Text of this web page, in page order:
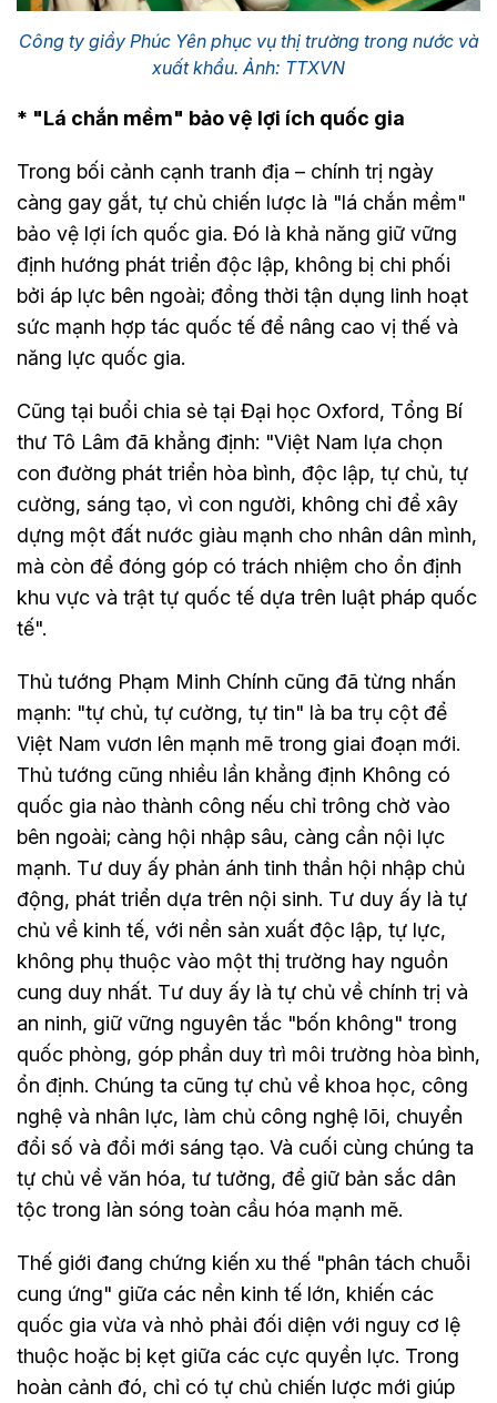
Công ty giầy Phúc Yên phục vụ thị trường trong nước và
xuất khẩu. Ảnh: TTXVN
* "Lá chắn mềm" bảo vệ lợi ích quốc gia
Trong bối cảnh cạnh tranh địa – chính trị ngày
càng gay gắt, tự chủ chiến lược là "lá chắn mềm"
bảo vệ lợi ích quốc gia. Đó là khả năng giữ vững
định hướng phát triển độc lập, không bị chi phối
bởi áp lực bên ngoài; đồng thời tận dụng linh hoạt
sức mạnh hợp tác quốc tế để nâng cao vị thế và
năng lực quốc gia.
Cũng tại buổi chia sẻ tại Đại học Oxford, Tổng Bí
thư Tô Lâm đã khẳng định: "Việt Nam lựa chọn
con đường phát triển hòa bình, độc lập, tự chủ, tự
cường, sáng tạo, vì con người, không chỉ để xây
dựng một đất nước giàu mạnh cho nhân dân mình,
mà còn để đóng góp có trách nhiệm cho ổn định
khu vực và trật tự quốc tế dựa trên luật pháp quốc
tế".
Thủ tướng Phạm Minh Chính cũng đã từng nhấn
mạnh: "tự chủ, tự cường, tự tin" là ba trụ cột để
Việt Nam vươn lên mạnh mẽ trong giai đoạn mới.
Thủ tướng cũng nhiều lần khẳng định Không có
quốc gia nào thành công nếu chỉ trông chờ vào
bên ngoài; càng hội nhập sâu, càng cần nội lực
mạnh. Tư duy ấy phản ánh tinh thần hội nhập chủ
động, phát triển dựa trên nội sinh. Tư duy ấy là tự
chủ về kinh tế, với nền sản xuất độc lập, tự lực,
không phụ thuộc vào một thị trường hay nguồn
cung duy nhất. Tư duy ấy là tự chủ về chính trị và
an ninh, giữ vững nguyên tắc "bốn không" trong
quốc phòng, góp phần duy trì môi trường hòa bình,
ổn định. Chúng ta cũng tự chủ về khoa học, công
nghệ và nhân lực, làm chủ công nghệ lõi, chuyển
đổi số và đổi mới sáng tạo. Và cuối cùng chúng ta
tự chủ về văn hóa, tư tưởng, để giữ bản sắc dân
tộc trong làn sóng toàn cầu hóa mạnh mẽ.
Thế giới đang chứng kiến xu thế "phân tách chuỗi
cung ứng" giữa các nền kinh tế lớn, khiến các
quốc gia vừa và nhỏ phải đối diện với nguy cơ lệ
thuộc hoặc bị kẹt giữa các cực quyền lực. Trong
hoàn cảnh đó, chỉ có tự chủ chiến lược mới giúp